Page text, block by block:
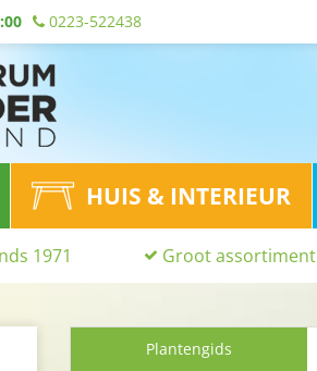
0223-522438
HUIS & INTERIEUR
1971 Groot assortiment
Plantengids